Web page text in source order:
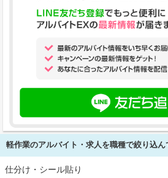
軽作業のアルバイト・求人を職種で絞り込ん
仕分け・シール貼り